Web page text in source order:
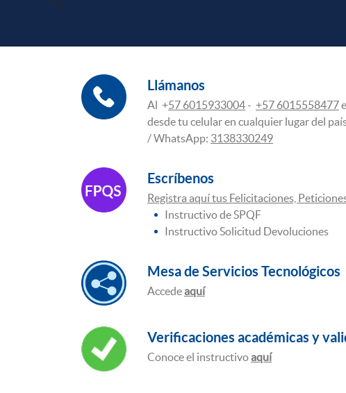
Llámanos
Al +57 6015933004- +57 6015558477
desde tu celular en cualquier lugar del
/ WhatsApp: 3138330249
Escríbenos
Registra aquí tus Felicitaciones,
Instructivo de SPQF
Instructivo Solicitud Devoluciones
Mesa de Servicios Tecnológicos
Accedeaquí
Verificaciones académicas y
Conoce el instructivoaquí